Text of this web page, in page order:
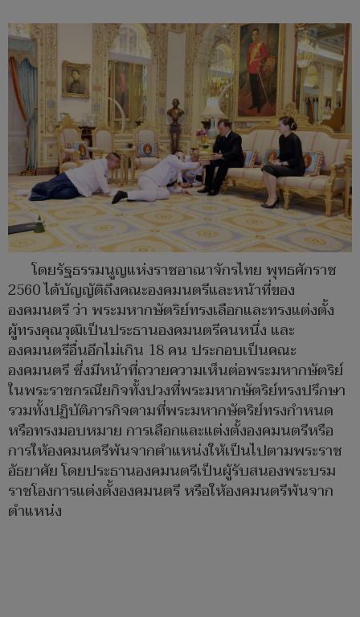
โดยรัฐธรรมนูญแห่งราชอาณาจักรไทย พุทธศักราช
2560 ได้บัญญัติถึงคณะองคมนตรีและหน้าที่ของ
องคมนตรี ว่า พระมหากษัตริย์ทรงเลือกและทรงแต่งตั้ง
ผู้ทรงคุณวุฒิเป็นประธานองคมนตรีคนหนึ่ง และ
องคมนตรีอื่นอีกไม่เกิน 18 คน ประกอบเป็นคณะ
องคมนตรี ซึ่งมีหน้าที่ถวายความเห็นต่อพระมหากษัตริย์
ในพระราชกรณียกิจทั้งปวงที่พระมหากษัตริย์ทรงปรึกษา
รวมทั้งปฏิบัติภารกิจตามที่พระมหากษัตริย์ทรงกำหนด
หรือทรงมอบหมาย การเลือกและแต่งตั้งองคมนตรีหรือ
การให้องคมนตรีพ้นจากตำแหน่งให้เป็นไปตามพระราช
อัธยาศัย โดยประธานองคมนตรีเป็นผู้รับสนองพระบรม
ราชโองการแต่งตั้งองคมนตรี หรือให้องคมนตรีพ้นจาก
ตำแหน่ง